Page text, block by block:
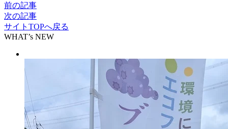
前の記事
次の記事
サイトTOPへ戻る
WHAT’s NEW